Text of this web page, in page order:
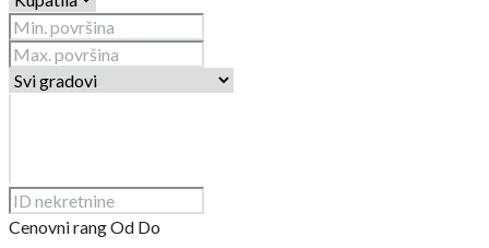
Cenovni rangOd Do